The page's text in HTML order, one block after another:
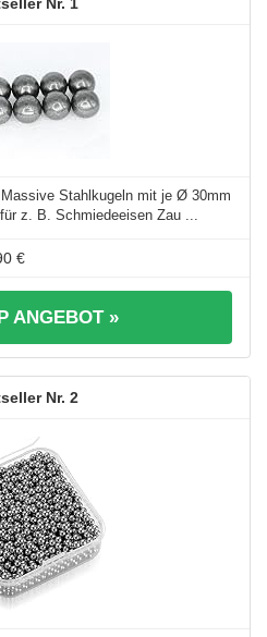
Stahlkugeln mit je Ø 30mm
z. B. Schmiedeeisen Zau ...
€
ANGEBOT »
2